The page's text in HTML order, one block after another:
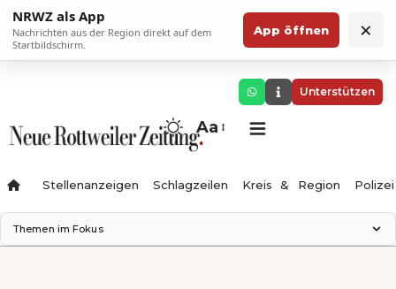
NRWZ als App
Nachrichten aus der Region direkt auf dem
Startbildschirm.
App öffnen ×
Unterstützen
Aa
Stellenanzeigen Schlagzeilen Kreis & Region Polizei
Themen im Fokus